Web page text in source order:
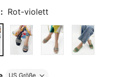
Rot-violett
US Größe